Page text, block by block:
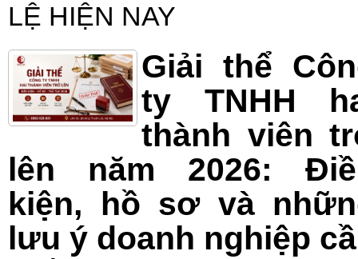
LỆ HIỆN NAY
Giải thể
ty TNHH
thành viên
lên năm 2026:
kiện, hồ sơ và
lưu ý doanh nghiệp